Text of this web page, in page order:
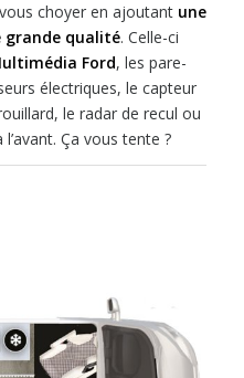
choyer en ajoutant une
grande qualité. Celle-ci
Ford, les pare-
électriques, le capteur
le radar de recul ou
Ça vous tente ?